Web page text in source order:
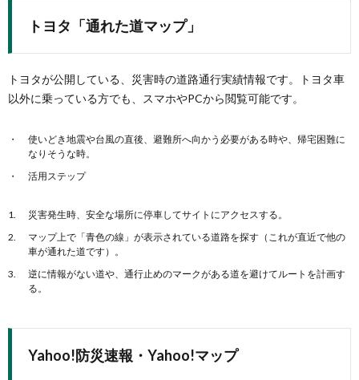
トヨタ「通れた道マップ」
トヨタが公開している、災害時の道路通行実績情報です。トヨタ車
以外に乗っている方でも、スマホやPCから閲覧可能です。
使いどき地震や台風の直後、避難所へ向かう必要がある時や、帰宅困難に
なりそうな時。
活用ステップ
災害発生時、安全な場所に停車してサイトにアクセスする。
マップ上で「青色の線」が表示されている道路を探す（これが直近で他の
車が通れた道です）。
逆に情報がない道や、通行止めのマークがある道を避けてルートを計画す
る。
Yahoo!防災速報・Yahoo!マップ